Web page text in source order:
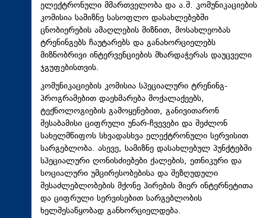
ელექტრონული მმართველობა და ა.შ. კომუნიკაციების
კომისია სამიზნე სასოფლო დასახლებებში
ცნობიერების ამაღლების მიზნით, მოსახლეობას
ტრენინგებს ჩაუტარებს და განახორციელებს
მიზნობრივი ინტერვენციების მხარდაჭერას დაუცველი
ჯგუფებისთვის.
კომუნიკაციების კომისია სპეციალური ტრენინგ-
პროგრამებით დაეხმარება მოქალაქეებს,
ტექნოლოგიების გამოყენებით, განივითარონ
შესაბამისი ციფრული უნარ-ჩვევები და შეძლონ
სახელმწიფოს სხვადასხვა ელექტრონული სერვისით
სარგებლობა. ასევე, სამიზნე დასახლებულ პუნქტებში
სპეციალური ღონისძიებები ქალების, ეთნიკური და
სოციალური უმცირესობებისა და შეზღუდული
შესაძლებლობების მქონე პირების მიერ ინტერნეტითა
და ციფრული სერვისებით სარგებლობის
ხელშესაწყობად განხორციელდება.